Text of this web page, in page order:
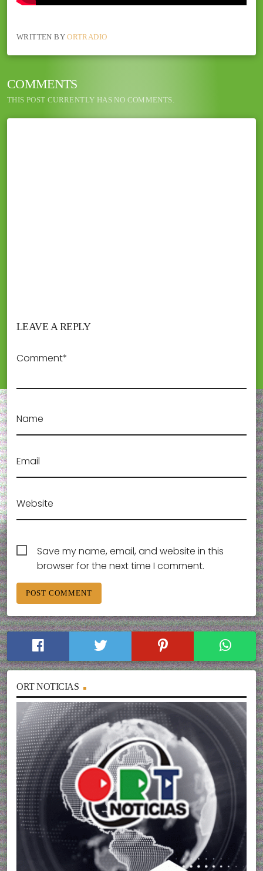
WRITTEN BYORTRADIO
COMMENTS
THIS POST CURRENTLY HAS NO COMMENTS.
LEAVE A REPLY
Comment*
Name
Email
Website
Save my name, email, and website in this
browser for the next time I comment.
ORT NOTICIAS